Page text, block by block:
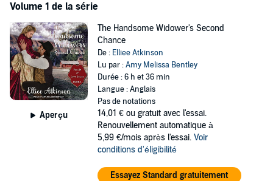
mind with grief. She will stop at nothing to protect her sister's
children, even from her own brother.
Now the unthinkable has happened, and it's up to Alice to find a way
of escape, not only for herself but for the innocent children thrust
into her care. She has two options: Hope for a rescue that seems
impossible, or outthink the madmen who have taken her hostage.
©2017 Elliee Atkinson & Green House Publishing Co. (P)2018 Tantor
Volume 1 de la série
Aperçu
The Handsome Widower's Second
Chance
De : Elliee Atkinson
Lu par :Amy Melissa Bentley
Durée : 6 h et 36 min
Langue : Anglais
Pas de notations
14,01 € ou gratuit avec l'essai.
Renouvellement automatique à
5,99 €/mois après l'essai. Voir
conditions d'éligibilité
Essayez Standard gratuitement